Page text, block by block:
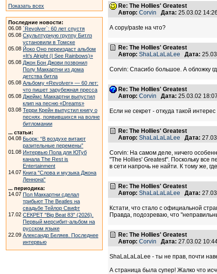
Показать всех
Последние новости:
06.08 `Revolver`: 60 лет спустя
05.08 Скульптурную группу Битлз
установили в Томске
05.08 Йоко Оно переиздаст альбом
«It’s Alright (I See Rainbows)»
05.08 Джон Бон Джови позвонил
Полу Маккартни из дома
детства битла
05.08 Альбому «Revolver» — 60 лет:
что пишет зарубежная пресса
05.08 Джеймс Маккартни выпустил
клип на песню «Dreams»
03.08 Терри Крейн выпустил книгу о
песнях, появившихся на волне
битломании
... статьи:
04.08 Бьорк: “В воздухе витают
разительные перемены”
01.08 Интервью Пола для ЮТуб
канала The Rest is
Entertainment
14.07 Книга "Слова и музыка Джона
Леннона"
... периодика:
14.07 Пол Маккартни сделал
трибьют The Beatles на
свадьбе Тейлор Свифт
17.02 СЕКРЕТ "Big Beat 83" (2026).
Первый мерсибит-альбом на
русском языке
22.09 Александр Беляев. Последнее
интервью
Re: The Hollies' Greatest
Автор: Corvin Дата: 25.03.02
А copy/paste на что?
Re: The Hollies' Greatest
Автор: ShaLaLaLaLee Дата:
Corvin: Спасибо большое. А обложку
Re: The Hollies' Greatest
Автор: Corvin Дата: 25.03.02
Если не секрет - откуда такой
Re: The Hollies' Greatest
Автор: ShaLaLaLaLee Дата:
Corvin: На самом деле, ничего
"The Hollies' Greatest". Поскольку все
в сети напрочь не найти. К тому же,
Re: The Hollies' Greatest
Автор: ShaLaLaLaLee Дата:
Кстати, что стало с официальной
Правда, подозреваю, что
Re: The Hollies' Greatest
Автор: Corvin Дата: 27.03.02
ShaLaLaLaLee - ты не прав, почти
А страница была супер! Жалко что